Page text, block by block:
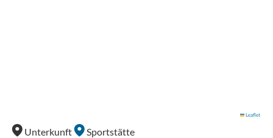
Leaflet
Unterkunft
Sportstätte